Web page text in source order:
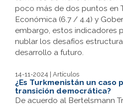
poco más de dos puntos en
Económica (6.7 / 4.4) y
embargo, estos indicadores
nublar los desafíos
desarrollo a futuro.
14-11-2024 | Artículos
¿Es Turkmenistán un caso
transición democrática?
De acuerdo al Bertelsmann